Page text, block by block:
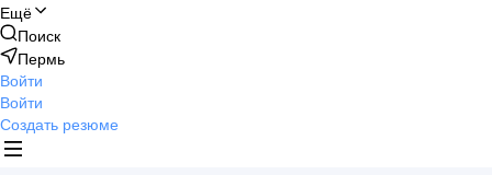
Ещё
Поиск
Пермь
Войти
Войти
Создать резюме